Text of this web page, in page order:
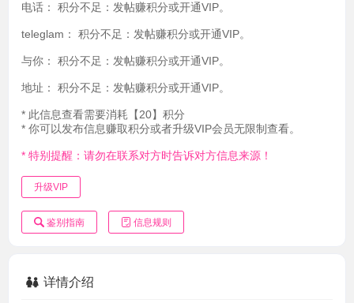
电话： 积分不足：发帖赚积分或开通VIP。
teleglam： 积分不足：发帖赚积分或开通VIP。
与你： 积分不足：发帖赚积分或开通VIP。
地址： 积分不足：发帖赚积分或开通VIP。
* 此信息查看需要消耗【20】积分
* 你可以发布信息赚取积分或者升级VIP会员无限制查看。
* 特别提醒：请勿在联系对方时告诉对方信息来源！
升级VIP
鉴别指南 信息规则
详情介绍